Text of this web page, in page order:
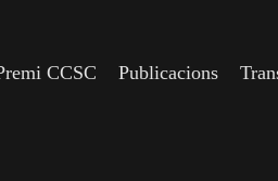
CCSC Publicacions